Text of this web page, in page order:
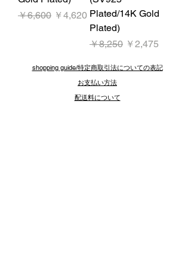
通常価格
￥6,600 セール価格
￥4,620 Plated/14K Gold
Plated)
通常価格
￥8,250 セール価格
￥2,475
shopping guide/特定商取引法についての表記
お支払い方法
​配送料について